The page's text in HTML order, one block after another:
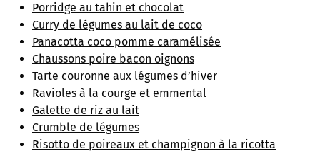
Porridge au tahin et chocolat
Curry de légumes au lait de coco
Panacotta coco pomme caramélisée
Chaussons poire bacon oignons
Tarte couronne aux légumes d’hiver
Ravioles à la courge et emmental
Galette de riz au lait
Crumble de légumes
Risotto de poireaux et champignon à la ricotta